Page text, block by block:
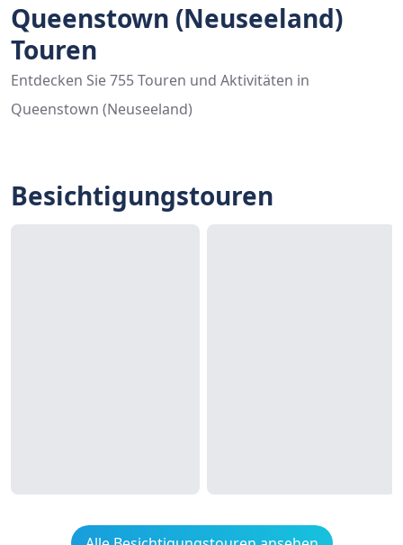
Queenstown (Neuseeland)
Touren
Entdecken Sie 755 Touren und Aktivitäten in
Queenstown (Neuseeland)
Besichtigungstouren